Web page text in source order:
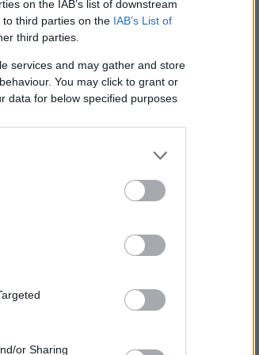
on the IAB’s list of downstream
third parties on the IAB’s List of
third parties.
services and may gather and store
You may click to grant or
data for below specified purposes
or Sharing
στο
εγκαίρως τις
ένα